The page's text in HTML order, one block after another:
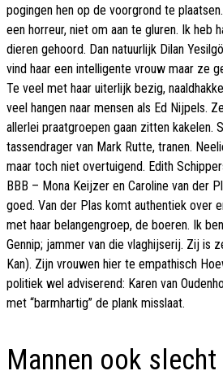
pogingen hen op de voorgrond te
een horreur, niet om aan te gluren. Ik heb
dieren gehoord. Dan natuurlijk Dilan
vind haar een intelligente vrouw maar ze
Te veel met haar uiterlijk bezig,
veel hangen naar mensen als Ed Nijpels.
allerlei praatgroepen gaan zitten kakelen.
tassendrager van Mark Rutte, tranen.
maar toch niet overtuigend. Edith
BBB – Mona Keijzer en Caroline van der
goed. Van der Plas komt authentiek over
met haar belangengroep, de boeren. Ik
Gennip; jammer van die vlaghijserij. Zij is
Kan). Zijn vrouwen hier te empathisch
politiek wel adviserend: Karen van
met “barmhartig” de plank misslaat.
Mannen ook slecht